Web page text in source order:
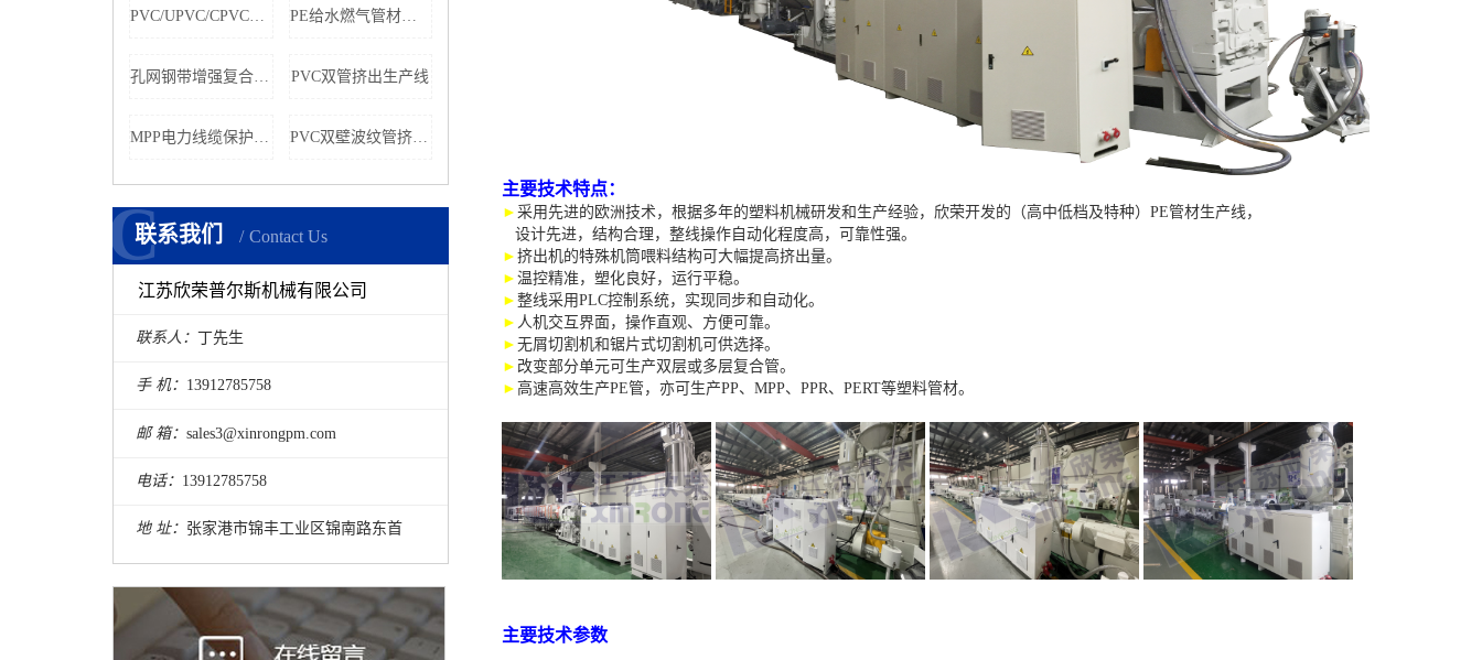
PVC/UPVC/CPVC管材挤出生产线 PE给水燃气管材挤出生产线
孔网钢带增强复合管生产线 PVC双管挤出生产线
MPP电力线缆保护管材挤出生产线 PVC双壁波纹管挤出生产线
联系我们 Contact Us
C
C
江苏欣荣普尔斯机械有限公司
联系人： 丁先生
手 机： 13912785758
邮 箱： sales3@xinrongpm.com
电话： 13912785758
地 址： 张家港市锦丰工业区锦南路东首
主要技术特点：
► 采用先进的欧洲技术，根据多年的塑料机械研发和生产经验，欣荣开发的（高中低档及特种）PE管材生产线，
设计先进，结构合理，整线操作自动化程度高，可靠性强。
► 挤出机的特殊机筒喂料结构可大幅提高挤出量。
► 温控精准，塑化良好，运行平稳。
► 整线采用PLC控制系统，实现同步和自动化。
► 人机交互界面，操作直观、方便可靠。
► 无屑切割机和锯片式切割机可供选择。
► 改变部分单元可生产双层或多层复合管。
► 高速高效生产PE管，亦可生产PP、MPP、PPR、PERT等塑料管材。
主要技术参数